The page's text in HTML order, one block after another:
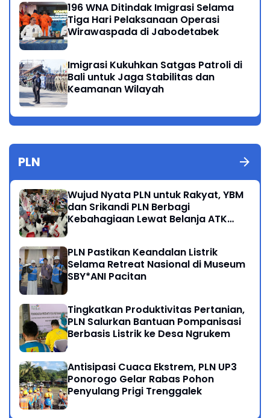
196 WNA Ditindak Imigrasi Selama
Tiga Hari Pelaksanaan Operasi
Wirawaspada di Jabodetabek
Imigrasi Kukuhkan Satgas Patroli di
Bali untuk Jaga Stabilitas dan
Keamanan Wilayah
PLN
Wujud Nyata PLN untuk Rakyat, YBM
dan Srikandi PLN Berbagi
Kebahagiaan Lewat Belanja ATK
PLN Pastikan Keandalan Listrik
Selama Retreat Nasional di Museum
SBY*ANI Pacitan
Tingkatkan Produktivitas Pertanian,
PLN Salurkan Bantuan Pompanisasi
Berbasis Listrik ke Desa Ngrukem
Antisipasi Cuaca Ekstrem, PLN UP3
Ponorogo Gelar Rabas Pohon
Penyulang Prigi Trenggalek